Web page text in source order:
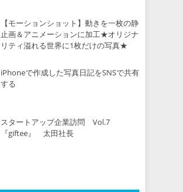
【モーションショット】動きを一枚の静
止画＆アニメーションに加工★オリジナ
リティ溢れる世界に1枚だけの写真★
iPhoneで作成した写真日記をSNSで共有
する
スタートアップ企業訪問 Vol.7
『giftee』 太田社長